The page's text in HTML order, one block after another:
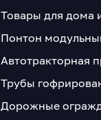
Товары для дома
Понтон
Автотракторная
Трубы
Дорожные